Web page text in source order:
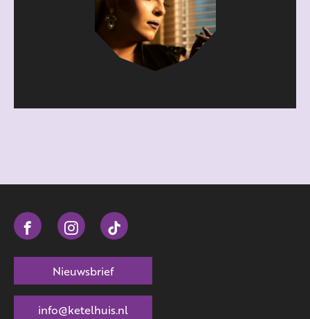
Nieuwsbrief
info@ketelhuis.nl